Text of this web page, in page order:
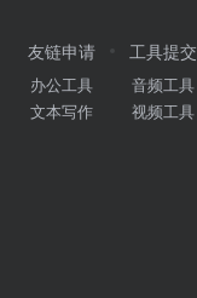
友链申请
办公工具
文本写作
工具提交
音频工具
视频工具